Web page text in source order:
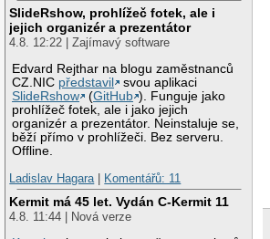
SlideRshow, prohlížeč fotek, ale i
jejich organizér a prezentátor
4.8. 12:22 | Zajímavý software
Edvard Rejthar na blogu zaměstnanců
CZ.NIC představil
svou aplikaci
SlideRshow
(GitHub ). Funguje jako
prohlížeč fotek, ale i jako jejich
organizér a prezentátor. Neinstaluje se,
běží přímo v prohlížeči. Bez serveru.
Offline.
Ladislav Hagara | Komentářů: 11
Kermit má 45 let. Vydán C-Kermit 11
4.8. 11:44 | Nová verze